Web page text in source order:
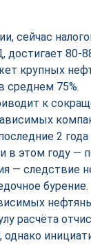
сейчас
80-
крупных
среднем 75%.
к
2
в этом году —
— следствие
бурение.
расчёта